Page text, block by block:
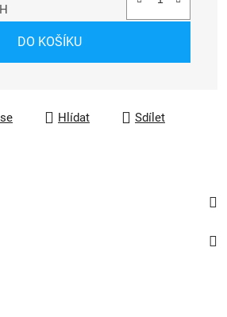
DO KOŠÍKU
Hlídat Sdílet